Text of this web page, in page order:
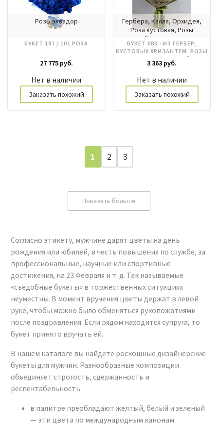
Розы эквадор
БУКЕТ 197 / 101 РОЗА
27 775 руб.
Нет в наличии
Заказать похожий
Гербера, Калла, Орхидея,
Роза кустовая, Розы
российские, Тюльпаны,
Хризантема, Цимбидиум
БУКЕТ 080 - ИЗ ГЕРБЕР,
КУСТОВЫХ ХРИЗАНТЕМ, РОЗЫ
РОССИЯ, ОРХИДЕЙ
3 363 руб.
Нет в наличии
Заказать похожий
1 2 3
Показать больше
Согласно этикету, мужчине дарят цветы на день
рождения или юбилей, в честь повышения по службе, за
профессиональные, научные или спортивные
достижения, на 23 Февраля и т. д. Так называемые
«съедобные букеты» в торжественных ситуациях
неуместны. В момент вручения цветы держат в левой
руке, чтобы можно было обменяться рукопожатиями
после поздравления. Если рядом находится супруга, то
букет принято вручать ей.
В нашем каталоге вы найдете роскошные дизайнерские
букеты для мужчин. Разнообразные композиции
объединяет строгость, сдержанность и
респектабельность:
в палитре преобладают желтый, белый и зеленый
— эти цвета по международным канонам